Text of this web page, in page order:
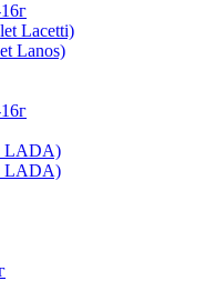
Lacetti)
Lanos)
LADA)
LADA)